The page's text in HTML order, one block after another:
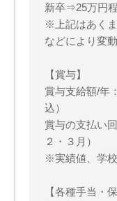
新卒⇒25万円
※上記はあく
などにより変動
【賞与】
賞与支給額/年
込）
賞与の支払い
２・３月）
※実績値、学
【各種手当・保